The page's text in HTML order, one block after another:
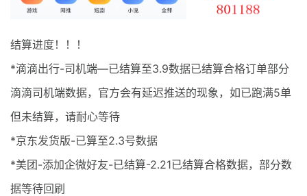
结算进度！！！
*滴滴出行-司机端—已结算至3.9数据已结算合格订单部分
滴滴司机端数据，官方会有延迟推送的现象，如已跑满5单
但未结算，请耐心等待
*京东发货版-已算至2.3号数据
*美团-添加企微好友-已结算-2.21已结算合格数据，部分数
据等待回刷